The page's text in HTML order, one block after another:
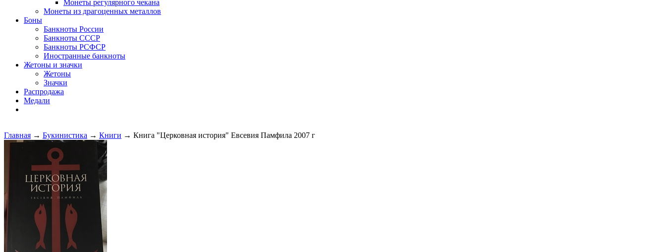
Монеты регулярного чекана
Монеты из драгоценных металлов
Боны
Банкноты России
Банкноты СССР
Банкноты РСФСР
Иностранные банкноты
Жетоны и значки
Жетоны
Значки
Распродажа
Медали
Главная → Букинистика → Книги → Книга "Церковная история" Евсевия Памфила 2007 г